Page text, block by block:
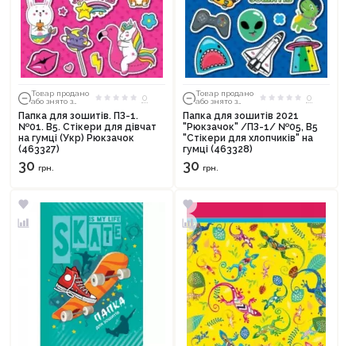
Товар продано
або знято з
0
Папка для зошитів. ПЗ-1.
№01. В5. Стікери для дівчат
на гумці (Укр) Рюкзачок
(463327)
30 грн.
Товар продано
або знято з
0
Папка для зошитів 2021
"Рюкзачок" /ПЗ-1/ №05, В5
"Стікери для хлопчиків" на
гумці (463328)
30 грн.
Продовжити покупки
Оформити замовлення